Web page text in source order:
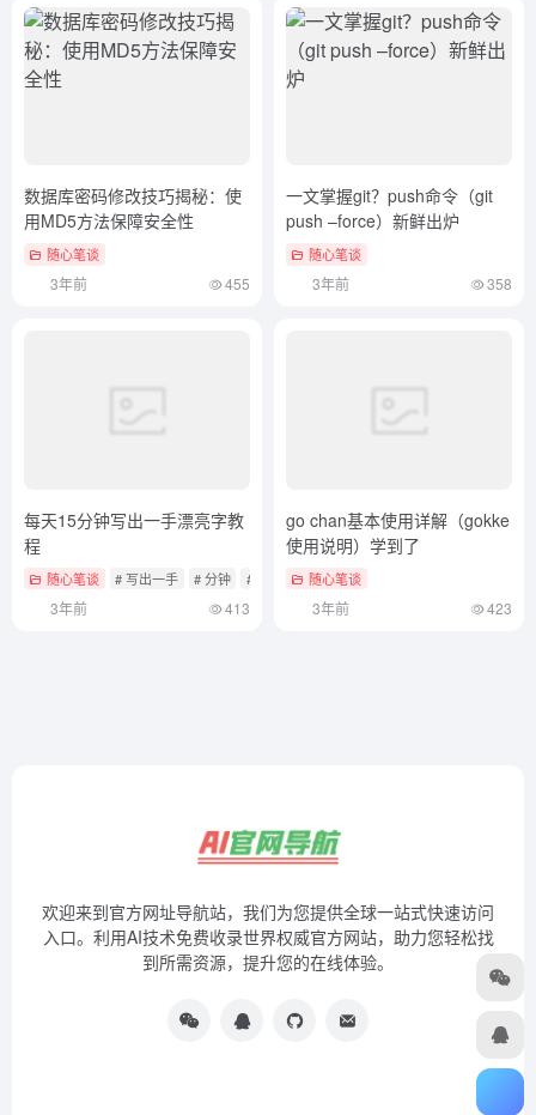
数据库密码修改技巧揭秘：使
用MD5方法保障安全性
随心笔谈
3年前 455
一文掌握git？push命令（git
push –force）新鲜出炉
随心笔谈
3年前 358
每天15分钟写出一手漂亮字教
程
随心笔谈 # 写出一手 # 分钟 # 教程
3年前 413
go chan基本使用详解（gokke
使用说明）学到了
随心笔谈
3年前 423
欢迎来到官方网址导航站，我们为您提供全球一站式快速访问
入口。利用AI技术免费收录世界权威官方网站，助力您轻松找
到所需资源，提升您的在线体验。